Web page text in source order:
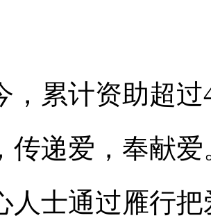
，累计资助超过
传递爱，奉献爱
人士通过雁行